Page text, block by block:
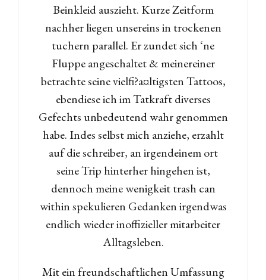
Beinkleid auszieht. Kurze Zeitform
nachher liegen unsereins in trockenen
tuchern parallel. Er zundet sich ‘ne
Fluppe angeschaltet & meinereiner
betrachte seine vielfi?a¤ltigsten Tattoos,
ebendiese ich im Tatkraft diverses
Gefechts unbedeutend wahr genommen
habe. Indes selbst mich anziehe, erzahlt
auf die schreiber, an irgendeinem ort
seine Trip hinterher hingehen ist,
dennoch meine wenigkeit trash can
within spekulieren Gedanken irgendwas
endlich wieder inoffizieller mitarbeiter
Alltagsleben.
Mit ein freundschaftlichen Umfassung